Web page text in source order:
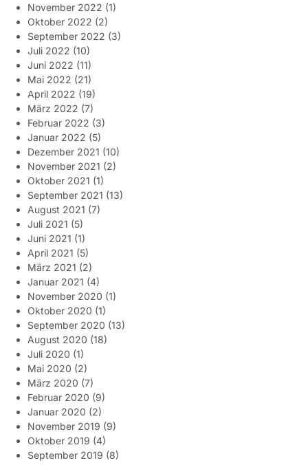
November 2022 (1)
Oktober 2022 (2)
September 2022 (3)
Juli 2022 (10)
Juni 2022 (11)
Mai 2022 (21)
April 2022 (19)
März 2022 (7)
Februar 2022 (3)
Januar 2022 (5)
Dezember 2021 (10)
November 2021 (2)
Oktober 2021 (1)
September 2021 (13)
August 2021 (7)
Juli 2021 (5)
Juni 2021 (1)
April 2021 (5)
März 2021 (2)
Januar 2021 (4)
November 2020 (1)
Oktober 2020 (1)
September 2020 (13)
August 2020 (18)
Juli 2020 (1)
Mai 2020 (2)
März 2020 (7)
Februar 2020 (9)
Januar 2020 (2)
November 2019 (9)
Oktober 2019 (4)
September 2019 (8)